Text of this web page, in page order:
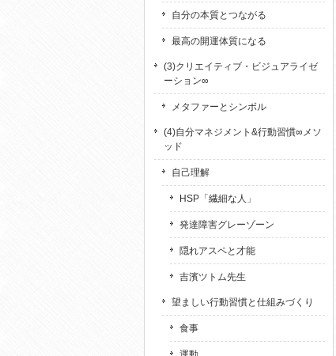
自分の本質とつながる
最高の開運体質になる
(3)クリエイティブ・ビジュアライゼ
ーション∞
メタファーとシンボル
(4)自分マネジメント&行動習慣∞メソ
ッド
自己理解
HSP「繊細な人」
発達障害グレーゾーン
隠れアスペと才能
吉濱ツトム先生
望ましい行動習慣と仕組みづくり
食事